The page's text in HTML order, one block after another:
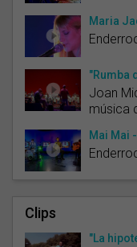
Maria
"Rumba
Joan
música
Mai Mai
Clips
"La